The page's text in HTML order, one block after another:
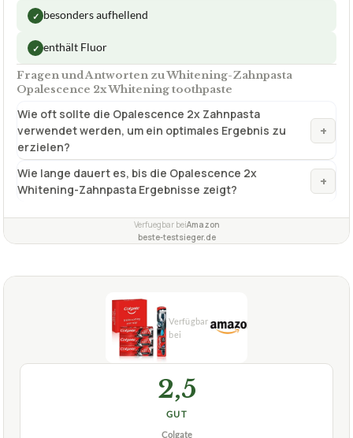
✓ besonders aufhellend
✓ enthält Fluor
Fragen und Antworten zu Whitening-Zahnpasta
Opalescence 2x Whitening toothpaste
Wie oft sollte die Opalescence 2x Zahnpasta
verwendet werden, um ein optimales Ergebnis zu
erzielen?
+
Wie lange dauert es, bis die Opalescence 2x
Whitening-Zahnpasta Ergebnisse zeigt?
+
Verfuegbar beiAmazon
beste-testsieger.de
2,5
GUT
Colgate